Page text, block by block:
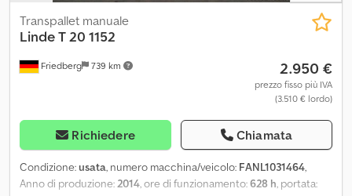
Friedberg 739 km
Transpallet manuale
LindeT 20 1152
2.950 €
prezzo fisso più IVA
(3.510 € lordo)
Richiedere Chiamata
Condizione:usata, numero macchina/veicolo: FANL1031464,
Anno di produzione: 2014 , ore di funzionamento:628 h , portata: